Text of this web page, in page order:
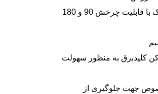
دارای دستۀ ارگونومیک با قابلیت چرخش 90 و 180
کلیدبرق به منظور سهولت
جهت جلوگیری از